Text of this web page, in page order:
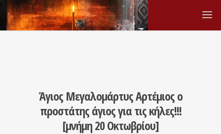
Άγιος Μεγαλομάρτυς Αρτέμιος ο
προστάτης άγιος για τις κήλες!!!
[μνήμη 20 Οκτωβρίου]